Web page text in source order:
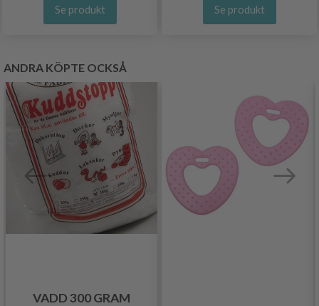
Se produkt Se produkt
ANDRA KÖPTE OCKSÅ
VADD 300 GRAM